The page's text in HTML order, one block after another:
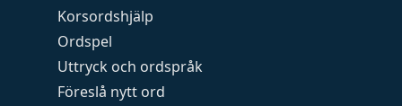
Korsordshjälp
Ordspel
Uttryck och ordspråk
Föreslå nytt ord